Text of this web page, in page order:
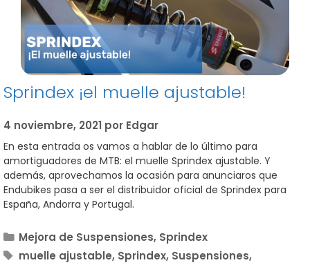
Sprindex ¡el muelle ajustable!
4 noviembre, 2021 por Edgar
En esta entrada os vamos a hablar de lo último para
amortiguadores de MTB: el muelle Sprindex ajustable. Y
además, aprovechamos la ocasión para anunciaros que
Endubikes pasa a ser el distribuidor oficial de Sprindex para
España, Andorra y Portugal.
Categorías
Mejora de Suspensiones, Sprindex
Etiquetas
muelle ajustable, Sprindex, Suspensiones,